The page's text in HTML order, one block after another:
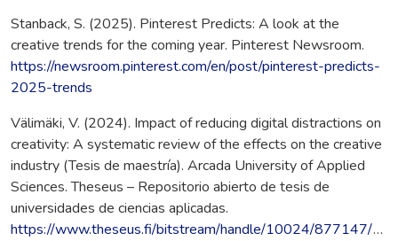
Stanback, S. (2025). Pinterest Predicts: A look at the
creative trends for the coming year. Pinterest Newsroom.
https://newsroom.pinterest.com/en/post/pinterest-predicts-
2025-trends
Välimäki, V. (2024). Impact of reducing digital distractions on
creativity: A systematic review of the effects on the creative
industry (Tesis de maestría). Arcada University of Applied
Sciences. Theseus – Repositorio abierto de tesis de
universidades de ciencias aplicadas.
https://www.theseus.fi/bitstream/handle/10024/877147/Valimaki_Ville.pdf